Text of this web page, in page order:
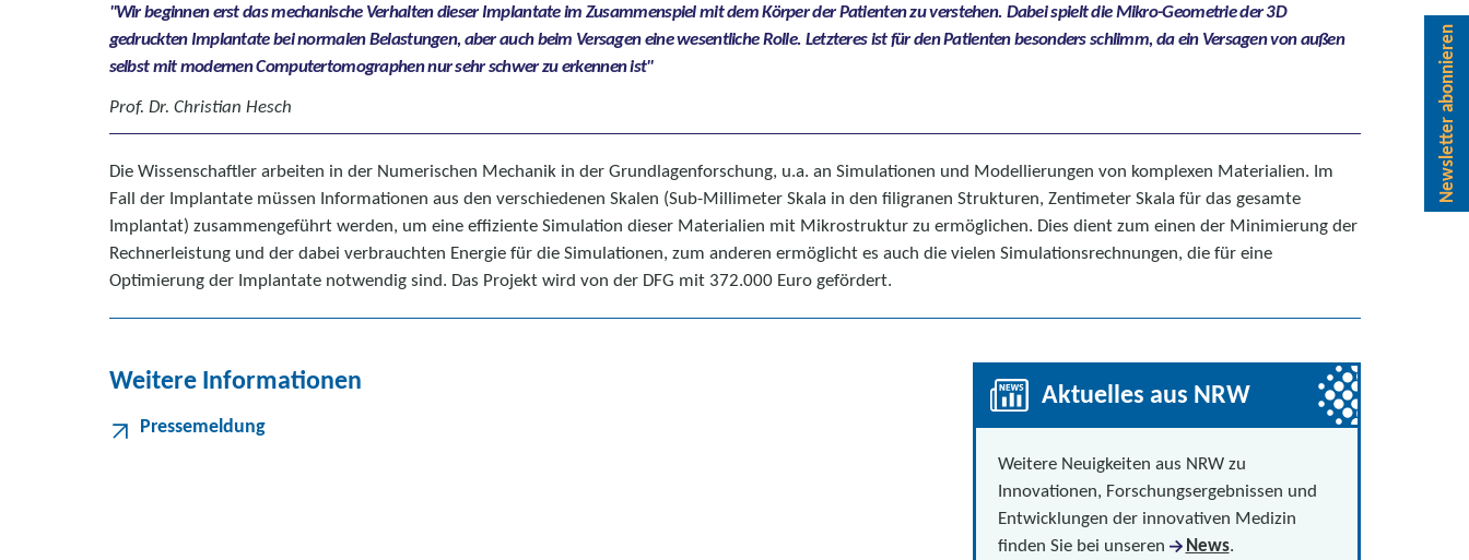
Wir beginnen erst das mechanische Verhalten dieser Implantate im Zusammenspiel mit dem Körper der Patienten zu verstehen. Dabei spielt die Mikro-Geometrie der 3D
gedruckten Implantate bei normalen Belastungen, aber auch beim Versagen eine wesentliche Rolle. Letzteres ist für den Patienten besonders schlimm, da ein Versagen von außen
selbst mit modernen Computertomographen nur sehr schwer zu erkennen ist
Prof. Dr. Christian Hesch
Die Wissenschaftler arbeiten in der Numerischen Mechanik in der Grundlagenforschung, u.a. an Simulationen und Modellierungen von komplexen Materialien. Im
Fall der Implantate müssen Informationen aus den verschiedenen Skalen (Sub-Millimeter Skala in den filigranen Strukturen, Zentimeter Skala für das gesamte
Implantat) zusammengeführt werden, um eine effiziente Simulation dieser Materialien mit Mikrostruktur zu ermöglichen. Dies dient zum einen der Minimierung der
Rechnerleistung und der dabei verbrauchten Energie für die Simulationen, zum anderen ermöglicht es auch die vielen Simulationsrechnungen, die für eine
Optimierung der Implantate notwendig sind. Das Projekt wird von der DFG mit 372.000 Euro gefördert.
Weitere Informationen
Pressemeldung
Aktuelles aus NRW
Weitere Neuigkeiten aus NRW zu
Innovationen, Forschungsergebnissen und
Entwicklungen der innovativen Medizin
finden Sie bei unseren
News.
Newsletter abonnieren